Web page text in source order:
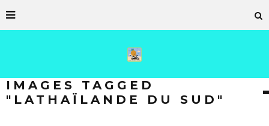
IMAGES TAGGED
"LATHAÏLANDE DU SUD"